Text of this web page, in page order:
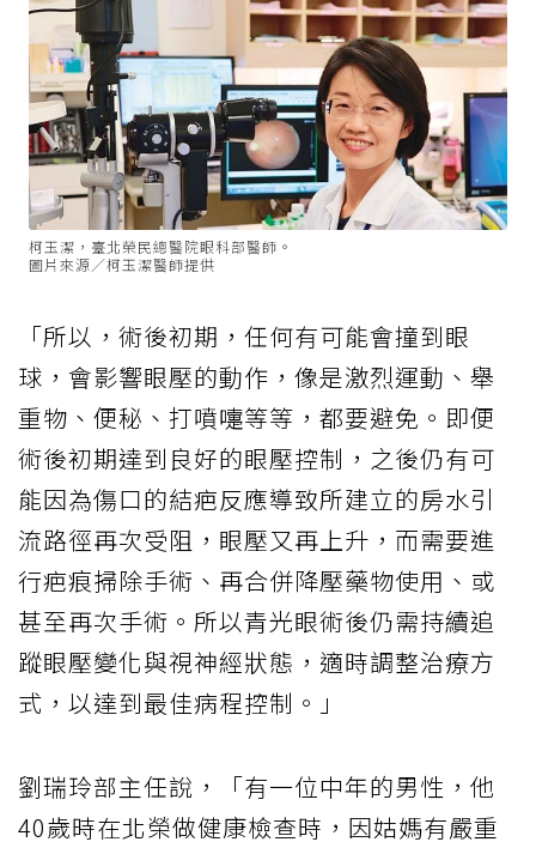
柯玉潔，臺北榮民總醫院眼科部醫師。
圖片來源／柯玉潔醫師提供
「所以，術後初期，任何有可能會撞到眼
球，會影響眼壓的動作，像是激烈運動、舉
重物、便秘、打噴嚏等等，都要避免。即便
術後初期達到良好的眼壓控制，之後仍有可
能因為傷口的結疤反應導致所建立的房水引
流路徑再次受阻，眼壓又再上升，而需要進
行疤痕掃除手術、再合併降壓藥物使用、或
甚至再次手術。所以青光眼術後仍需持續追
蹤眼壓變化與視神經狀態，適時調整治療方
式，以達到最佳病程控制。」
劉瑞玲部主任說，「有一位中年的男性，他
40歲時在北榮做健康檢查時，因姑媽有嚴重